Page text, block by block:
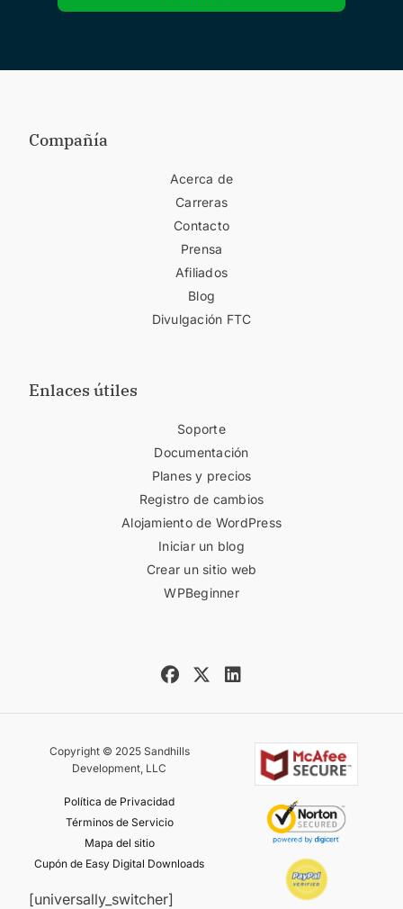
Compañía
Acerca de
Carreras
Contacto
Prensa
Afiliados
Blog
Divulgación FTC
Enlaces útiles
Soporte
Documentación
Planes y precios
Registro de cambios
Alojamiento de WordPress
Iniciar un blog
Crear un sitio web
WPBeginner
Copyright © 2025 Sandhills
Development, LLC
Política de Privacidad
Términos de Servicio
Mapa del sitio
Cupón de Easy Digital Downloads
[universally_switcher]